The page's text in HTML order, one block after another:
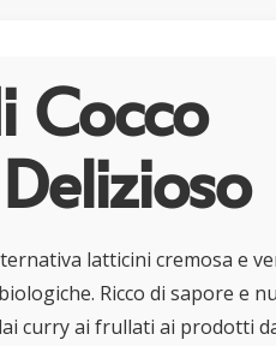
Cocco
latticini cremosa e
Ricco di sapore e
curry ai frullati ai prodotti